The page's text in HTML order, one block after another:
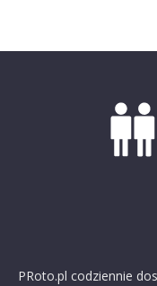
PRoto.pl codziennie